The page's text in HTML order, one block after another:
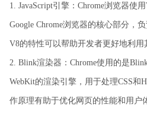
1. JavaScript引擎：Chrome浏览器使
Google Chrome浏览器的核心部分，
V8的特性可以帮助开发者更好地利用
2. Blink渲染器：Chrome使用的是
WebKit的渲染引擎，用于处理CSS和
作原理有助于优化网页的性能和用户